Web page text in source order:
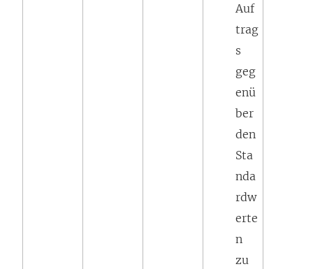
Auf
trag
s
geg
enü
ber
den
Sta
nda
rdw
erte
n
zu